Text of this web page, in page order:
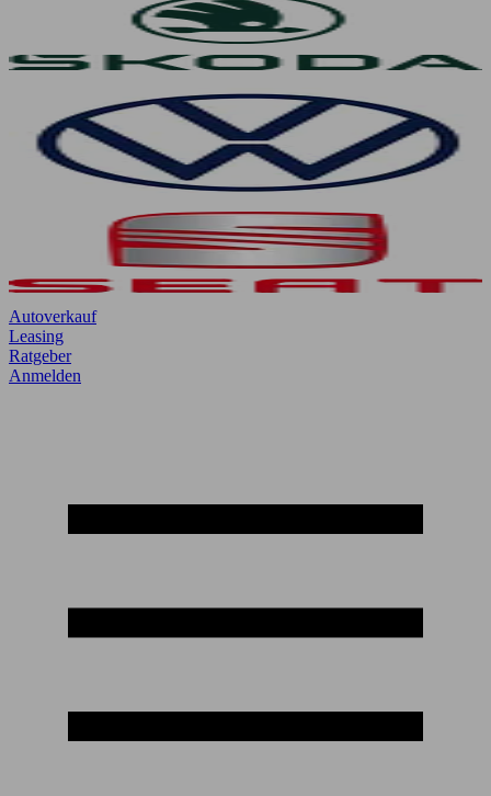
Autoverkauf
Leasing
Ratgeber
Anmelden